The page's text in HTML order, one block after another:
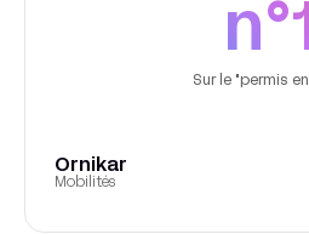
Sur le "permis
Ornikar
Mobilités